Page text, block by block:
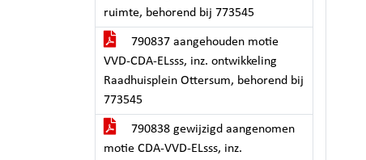
ruimte, behorend bij 773545
790837 aangehouden motie
VVD-CDA-ELsss, inz. ontwikkeling
Raadhuisplein Ottersum, behorend bij
773545
790838 gewijzigd aangenomen
motie CDA-VVD-ELsss, inz.